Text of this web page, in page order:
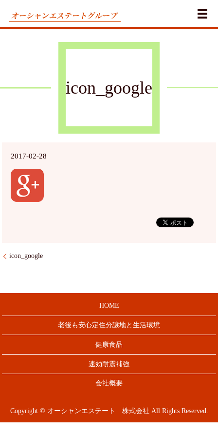
メ
icon_google
2017-02-28
icon_google
HOME
老後も安心定住分譲地と生活環境
健康食品
速効耐震補強
会社概要
Copyright © オーシャンエステート 株式会社 All Rights Reserved.